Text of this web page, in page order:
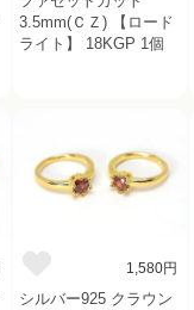
3.5mm(ＣＺ) 【ロード
ライト】 18KGP 1個
1,580円
シルバー925 クラウン